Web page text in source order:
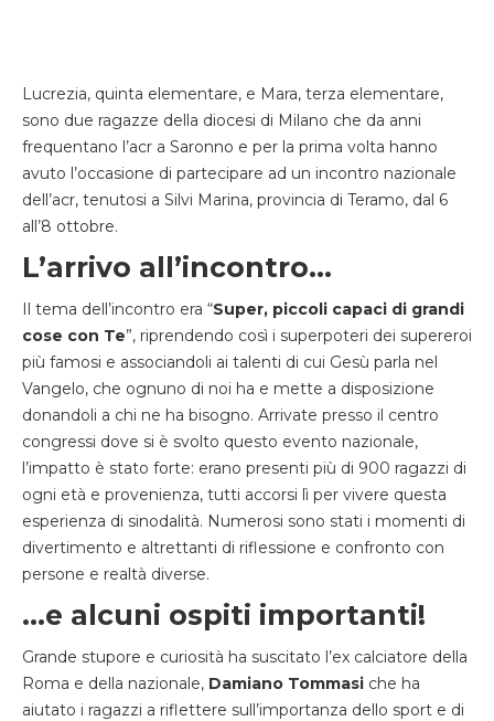
Lucrezia, quinta elementare, e Mara, terza elementare,
sono due ragazze della diocesi di Milano che da anni
frequentano l’acr a Saronno e per la prima volta hanno
avuto l’occasione di partecipare ad un incontro nazionale
dell’acr, tenutosi a Silvi Marina, provincia di Teramo, dal 6
all’8 ottobre.
L’arrivo all’incontro…
Il tema dell’incontro era “Super, piccoli capaci di grandi
cose con Te”, riprendendo così i superpoteri dei supereroi
più famosi e associandoli ai talenti di cui Gesù parla nel
Vangelo, che ognuno di noi ha e mette a disposizione
donandoli a chi ne ha bisogno. Arrivate presso il centro
congressi dove si è svolto questo evento nazionale,
l’impatto è stato forte: erano presenti più di 900 ragazzi di
ogni età e provenienza, tutti accorsi lì per vivere questa
esperienza di sinodalità. Numerosi sono stati i momenti di
divertimento e altrettanti di riflessione e confronto con
persone e realtà diverse.
…e alcuni ospiti importanti!
Grande stupore e curiosità ha suscitato l’ex calciatore della
Roma e della nazionale, Damiano Tommasi che ha
aiutato i ragazzi a riflettere sull’importanza dello sport e di